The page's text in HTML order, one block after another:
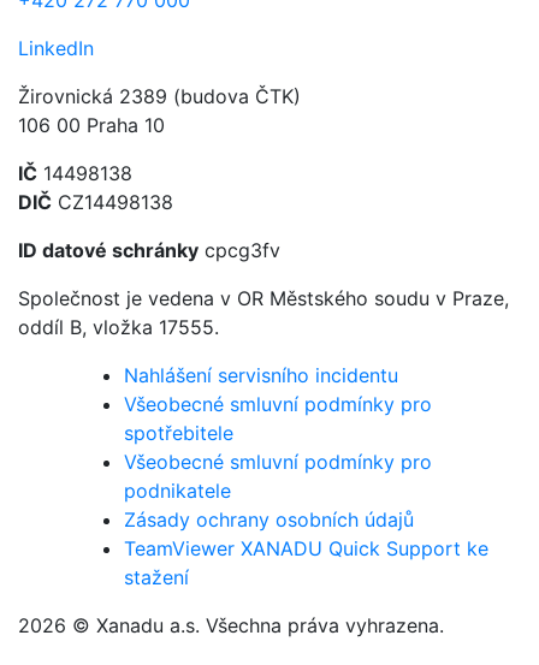
LinkedIn
Žirovnická 2389 (budova ČTK)
106 00 Praha 10
IČ 14498138
DIČ CZ14498138
ID datové schránky cpcg3fv
Společnost je vedena v OR Městského soudu v Praze,
oddíl B, vložka 17555.
Nahlášení servisního incidentu
Všeobecné smluvní podmínky pro
spotřebitele
Všeobecné smluvní podmínky pro
podnikatele
Zásady ochrany osobních údajů
TeamViewer XANADU Quick Support ke
stažení
2026 © Xanadu a.s. Všechna práva vyhrazena.